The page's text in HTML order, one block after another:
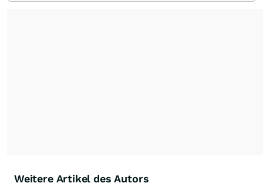
Weitere Artikel des Autors